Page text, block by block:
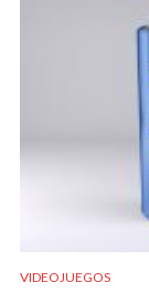
VIDEOJUEGOS